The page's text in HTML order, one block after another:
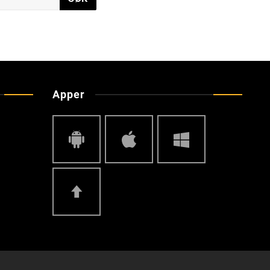
Apper
Android